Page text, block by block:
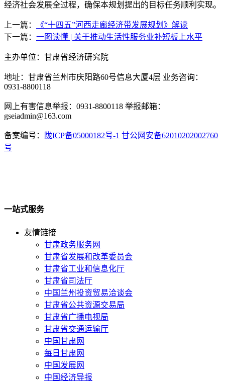
经济社会发展全过程，确保本规划提出的目标任务顺利实现。
上一篇：
《“十四五”河西走廊经济带发展规划》解读
下一篇： 一图读懂 | 关于推动生活性服务业补短板上水平
主办单位：甘肃省经济研究院
地址：甘肃省兰州市庆阳路60号信息大厦4层 业务咨询：
0931-8800118
网上有害信息举报：0931-8800118 举报邮箱：
gseiadmin@163.com
备案编号： 陇ICP备05000182号-1 甘公网安备62010202002760
号
一站式服务
友情链接
甘肃政务服务网
甘肃省发展和改革委员会
甘肃省工业和信息化厅
甘肃省司法厅
中国兰州投资贸易洽谈会
甘肃省公共资源交易局
甘肃省广播电视局
甘肃省交通运输厅
中国甘肃网
每日甘肃网
中国发展网
中国经济导报